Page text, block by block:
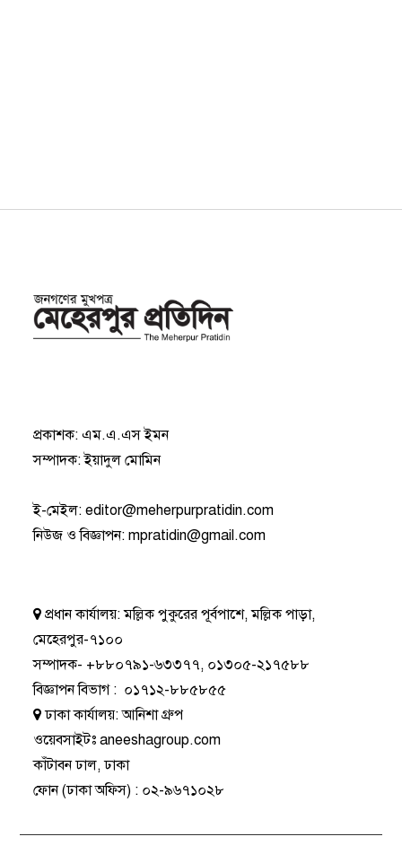
প্রকাশক: এম.এ.এস ইমন
সম্পাদক: ইয়াদুল মোমিন
ই-মেইল:editor@meherpurpratidin.com
নিউজ ও বিজ্ঞাপন:mpratidin@gmail.com
প্রধান কার্যালয়:মল্লিক পুকুরের পূর্বপাশে, মল্লিক পাড়া,
মেহেরপুর-৭১০০
সম্পাদক- +৮৮০৭৯১-৬৩৩৭৭, ০১৩০৫-২১৭৫৮৮
বিজ্ঞাপন বিভাগ: ০১৭১২-৮৮৫৮৫৫
ঢাকা কার্যালয়:আনিশা গ্রুপ
ওয়েবসাইটঃaneeshagroup.com
কাঁটাবন ঢাল, ঢাকা
ফোন(ঢাকা অফিস) : ০২-৯৬৭১০২৮